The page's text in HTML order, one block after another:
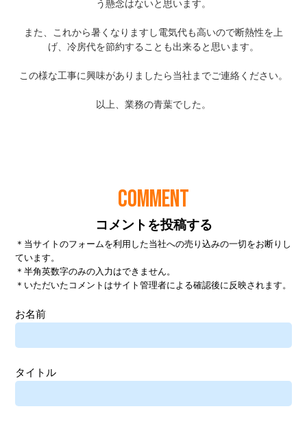
COMMENT
コメントを投稿する
＊当サイトのフォームを利用した当社への売り込みの一切をお断りし
ています。
＊半角英数字のみの入力はできません。
＊いただいたコメントはサイト管理者による確認後に反映されます。
お名前
タイトル